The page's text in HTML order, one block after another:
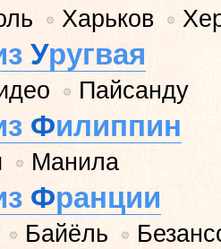
• Харьков •
Уругвая
• Пайсанду
Филиппин
• Манила
Франции
• Байёль •